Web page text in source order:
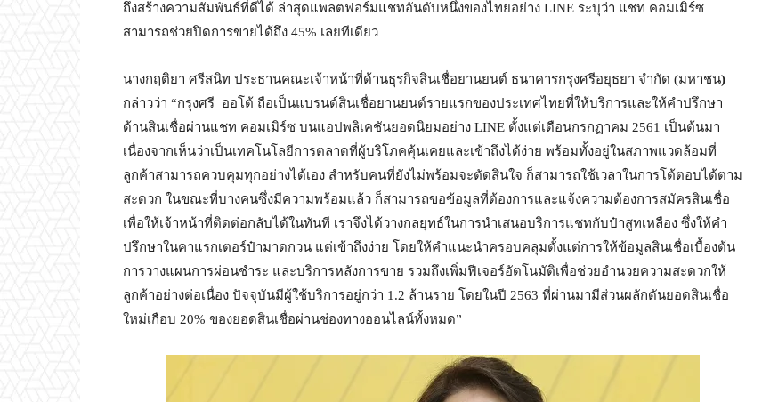
ถึงสร้างความสัมพันธ์ที่ดีได้ ล่าสุดแพลตฟอร์มแชทอันดับหนึ่งของไทยอย่าง LINE ระบุว่า แชท คอมเมิร์ซ
สามารถช่วยปิดการขายได้ถึง 45% เลยทีเดียว
นางกฤติยา ศรีสนิท ประธานคณะเจ้าหน้าที่ด้านธุรกิจสินเชื่อยานยนต์ ธนาคารกรุงศรีอยุธยา จำกัด (มหาชน)
กล่าวว่า “กรุงศรี ออโต้ ถือเป็นแบรนด์สินเชื่อยานยนต์รายแรกของประเทศไทยที่ให้บริการและให้คำปรึกษา
ด้านสินเชื่อผ่านแชท คอมเมิร์ซ บนแอปพลิเคชันยอดนิยมอย่าง LINE ตั้งแต่เดือนกรกฏาคม 2561 เป็นต้นมา
เนื่องจากเห็นว่าเป็นเทคโนโลยีการตลาดที่ผู้บริโภคคุ้นเคยและเข้าถึงได้ง่าย พร้อมทั้งอยู่ในสภาพแวดล้อมที่
ลูกค้าสามารถควบคุมทุกอย่างได้เอง สำหรับคนที่ยังไม่พร้อมจะตัดสินใจ ก็สามารถใช้เวลาในการโต้ตอบได้ตาม
สะดวก ในขณะที่บางคนซึ่งมีความพร้อมแล้ว ก็สามารถขอข้อมูลที่ต้องการและแจ้งความต้องการสมัครสินเชื่อ
เพื่อให้เจ้าหน้าที่ติดต่อกลับได้ในทันที เราจึงได้วางกลยุทธ์ในการนำเสนอบริการแชทกับป๋าสูทเหลือง ซึ่งให้คำ
ปรึกษาในคาแรกเตอร์ป๋ามาดกวน แต่เข้าถึงง่าย โดยให้คำแนะนำครอบคลุมตั้งแต่การให้ข้อมูลสินเชื่อเบื้องต้น
การวางแผนการผ่อนชำระ และบริการหลังการขาย รวมถึงเพิ่มฟีเจอร์อัตโนมัติเพื่อช่วยอำนวยความสะดวกให้
ลูกค้าอย่างต่อเนื่อง ปัจจุบันมีผู้ใช้บริการอยู่กว่า 1.2 ล้านราย โดยในปี 2563 ที่ผ่านมามีส่วนผลักดันยอดสินเชื่อ
ใหม่เกือบ 20% ของยอดสินเชื่อผ่านช่องทางออนไลน์ทั้งหมด”